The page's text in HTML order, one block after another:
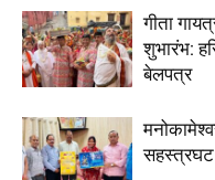
गीता
शुभारंभ:
बेलपत्र
सहस्त्रघट